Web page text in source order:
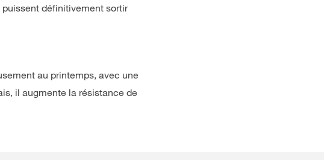
puissent définitivement sortir
au printemps, avec une
il augmente la résistance de